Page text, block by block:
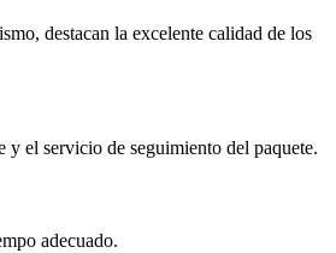
destacan la excelente calidad de los
y el servicio de seguimiento del paquete.
adecuado.